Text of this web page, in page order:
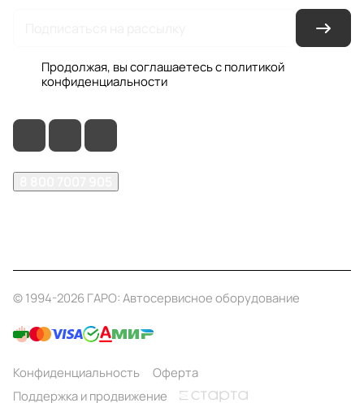
Продолжая, вы соглашаетесь с политикой
конфиденциальности
© 1994-2026 ГАРО: Автосервисное оборудование
Конфиденциальность
Оферта
Поддержка и продвижение